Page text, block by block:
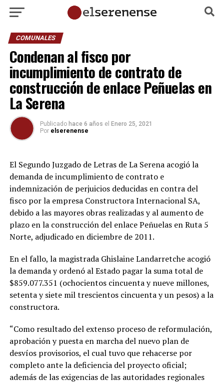
COMUNALES
Condenan al fisco por
incumplimiento de contrato de
construcción de enlace Peñuelas en
La Serena
Publicado hace 6 años el Enero 25, 2021
Por elserenense
El Segundo Juzgado de Letras de La Serena acogió la
demanda de incumplimiento de contrato e
indemnización de perjuicios deducidas en contra del
fisco por la empresa Constructora Internacional SA,
debido a las mayores obras realizadas y al aumento de
plazo en la construcción del enlace Peñuelas en Ruta 5
Norte, adjudicado en diciembre de 2011.
En el fallo, la magistrada Ghislaine Landarretche acogió
la demanda y ordenó al Estado pagar la suma total de
$859.077.351 (ochocientos cincuenta y nueve millones,
setenta y siete mil trescientos cincuenta y un pesos) a la
constructora.
“Como resultado del extenso proceso de reformulación,
aprobación y puesta en marcha del nuevo plan de
desvíos provisorios, el cual tuvo que rehacerse por
completo ante la deficiencia del proyecto oficial;
además de las exigencias de las autoridades regionales